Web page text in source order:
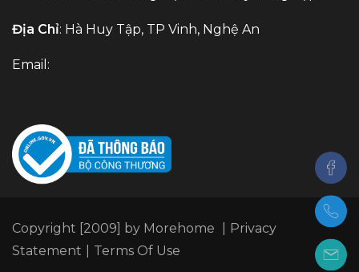
Địa Chỉ: Hà Huy Tập, TP Vinh, Nghệ An
Email:
Copyright [2009] by Morehome
Privacy
Statement
Terms Of Use